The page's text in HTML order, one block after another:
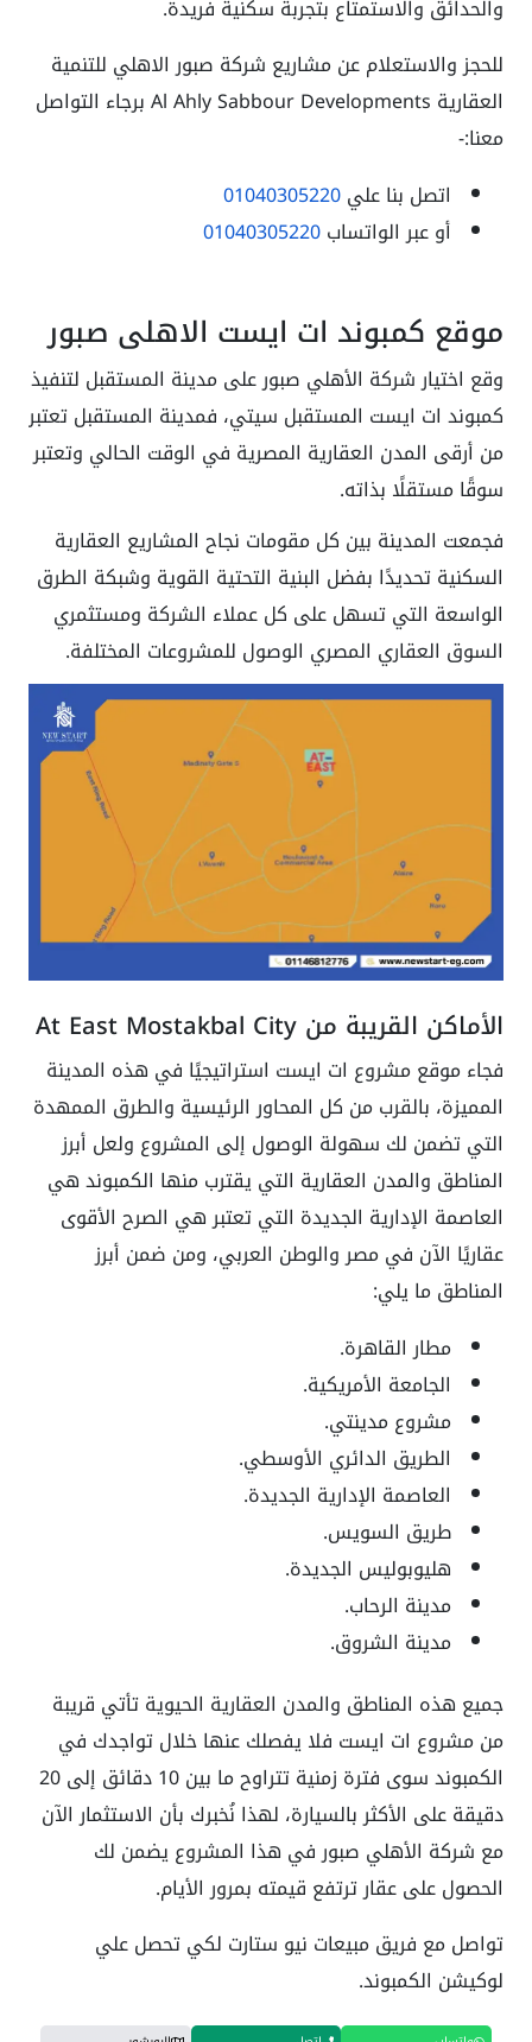
والحدائق والاستمتاع بتجربة سكنية فريدة.
للحجز والاستعلام عن مشاريع شركة صبور الاهلي للتنمية
العقارية Al Ahly Sabbour Developments برجاء التواصل
معنا:-
اتصل بنا علي01040305220
أو عبر الواتساب01040305220
موقع كمبوند ات ايست الاهلي صبور
وقع اختيار شركة الأهلي صبور على مدينة المستقبل لتنفيذ
كمبوند ات ايست المستقبل سيتي، فمدينة المستقبل تعتبر
من أرقى المدن العقارية المصرية في الوقت الحالي وتعتبر
سوقًا مستقلًا بذاته.
فجمعت المدينة بين كل مقومات نجاح المشاريع العقارية
السكنية تحديدًا بفضل البنية التحتية القوية وشبكة الطرق
الواسعة التي تسهل على كل عملاء الشركة ومستثمري
السوق العقاري المصري الوصول للمشروعات المختلفة.
الأماكن القريبة من At East Mostakbal City
فجاء موقع مشروع ات ايست استراتيجيًا في هذه المدينة
المميزة، بالقرب من كل المحاور الرئيسية والطرق الممهدة
التي تضمن لك سهولة الوصول إلى المشروع ولعل أبرز
المناطق والمدن العقارية التي يقترب منها الكمبوند هي
العاصمة الإدارية الجديدة التي تعتبر هي الصرح الأقوى
عقاريًا الآن في مصر والوطن العربي، ومن ضمن أبرز
المناطق ما يلي:
مطار القاهرة.
الجامعة الأمريكية.
مشروع مدينتي.
الطريق الدائري الأوسطي.
العاصمة الإدارية الجديدة.
طريق السويس.
هليوبوليس الجديدة.
مدينة الرحاب.
مدينة الشروق.
جميع هذه المناطق والمدن العقارية الحيوية تأتي قريبة
من مشروع ات ايست فلا يفصلك عنها خلال تواجدك في
الكمبوند سوى فترة زمنية تتراوح ما بين 10 دقائق إلى 20
دقيقة على الأكثر بالسيارة، لهذا نُخبرك بأن الاستثمار الآن
مع شركة الأهلي صبور في هذا المشروع يضمن لك
الحصول على عقار ترتفع قيمته بمرور الأيام.
تواصل مع فريق مبيعات نيو ستارت لكي تحصل علي
لوكيشن الكمبوند.